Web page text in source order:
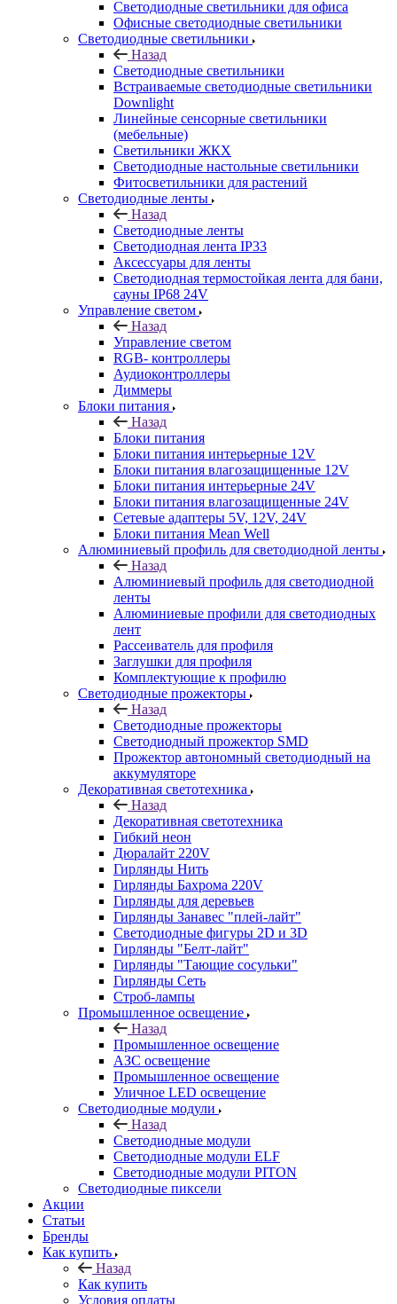
Светодиодные светильники для офиса
Офисные светодиодные светильники
Светодиодные светильники
Назад
Светодиодные светильники
Встраиваемые светодиодные светильники
Downlight
Линейные сенсорные светильники
(мебельные)
Светильники ЖКХ
Светодиодные настольные светильники
Фитосветильники для растений
Светодиодные ленты
Назад
Светодиодные ленты
Светодиодная лента IP33
Аксессуары для ленты
Светодиодная термостойкая лента для бани,
сауны IP68 24V
Управление светом
Назад
Управление светом
RGB- контроллеры
Аудиоконтроллеры
Диммеры
Блоки питания
Назад
Блоки питания
Блоки питания интерьерные 12V
Блоки питания влагозащищенные 12V
Блоки питания интерьерные 24V
Блоки питания влагозащищенные 24V
Сетевые адаптеры 5V, 12V, 24V
Блоки питания Mean Well
Алюминиевый профиль для светодиодной ленты
Назад
Алюминиевый профиль для светодиодной
ленты
Алюминиевые профили для светодиодных
лент
Рассеиватель для профиля
Заглушки для профиля
Комплектующие к профилю
Светодиодные прожекторы
Назад
Светодиодные прожекторы
Светодиодный прожектор SMD
Прожектор автономный светодиодный на
аккумуляторе
Декоративная светотехника
Назад
Декоративная светотехника
Гибкий неон
Дюралайт 220V
Гирлянды Нить
Гирлянды Бахрома 220V
Гирлянды для деревьев
Гирлянды Занавес "плей-лайт"
Светодиодные фигуры 2D и 3D
Гирлянды "Белт-лайт"
Гирлянды "Тающие сосульки"
Гирлянды Сеть
Строб-лампы
Промышленное освещение
Назад
Промышленное освещение
АЗС освещение
Промышленное освещение
Уличное LED освещение
Светодиодные модули
Назад
Светодиодные модули
Светодиодные модули ELF
Светодиодные модули PITON
Светодиодные пиксели
Акции
Статьи
Бренды
Как купить
Назад
Как купить
Условия оплаты